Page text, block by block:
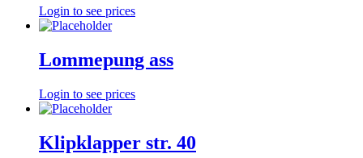
Login to see prices
Lommepung ass
Login to see prices
Klipklapper str. 40